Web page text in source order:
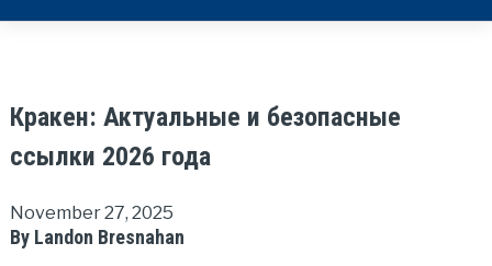
Кракен: Актуальные и безопасные
ссылки 2026 года
November 27, 2025
By Landon Bresnahan